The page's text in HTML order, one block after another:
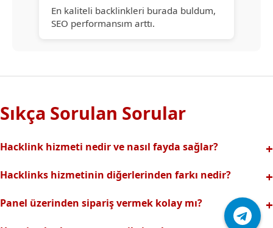
En kaliteli backlinkleri burada buldum,
SEO performansım arttı.
Sıkça Sorulan Sorular
Hacklink hizmeti nedir ve nasıl fayda sağlar?
backlinklerle sitenizin arama motorlarındaki
sıralamalarınız hızlıca yükselir.
Hacklinks hizmetinin diğerlerinden farkı nedir?
riski olmadan, en kaliteli ve etkili backlinkler sunuyoruz.
Profesyonel ekibimizle hızlı destek sağlanır.Ayrıca Daha
Panel üzerinden sipariş vermek kolay mı?
Hacklinks paneli kullanıcı dostu arayüzüyle kolayca sipariş